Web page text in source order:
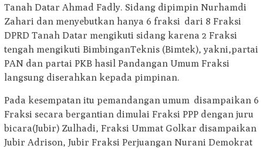
Tanah Datar Ahmad Fadly. Sidang dipimpin Nurhamdi
Zahari dan menyebutkan hanya 6 fraksi dari 8 Fraksi
DPRD Tanah Datar mengikuti sidang karena 2 Fraksi
tengah mengikuti BimbinganTeknis (Bimtek), yakni,partai
PAN dan partai PKB hasil Pandangan Umum Fraksi
langsung diserahkan kepada pimpinan.
Pada kesempatan itu pemandangan umum disampaikan 6
Fraksi secara bergantian dimulai Fraksi PPP dengan juru
bicara(Jubir) Zulhadi, Fraksi Ummat Golkar disampaikan
Jubir Adrison, Jubir Fraksi Perjuangan Nurani Demokrat